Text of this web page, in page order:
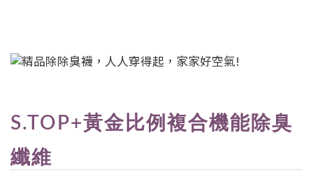
S.TOP+黃金比例複合機能除臭
纖維